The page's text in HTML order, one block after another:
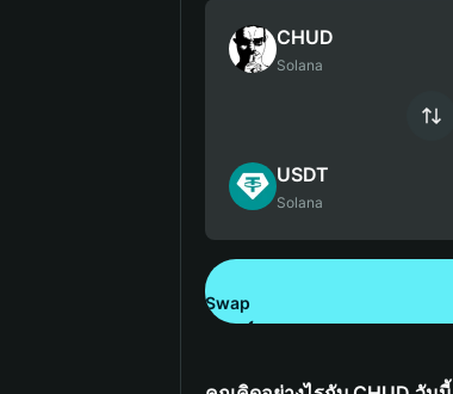
CHUD
Solana
USDT
Solana
Swap